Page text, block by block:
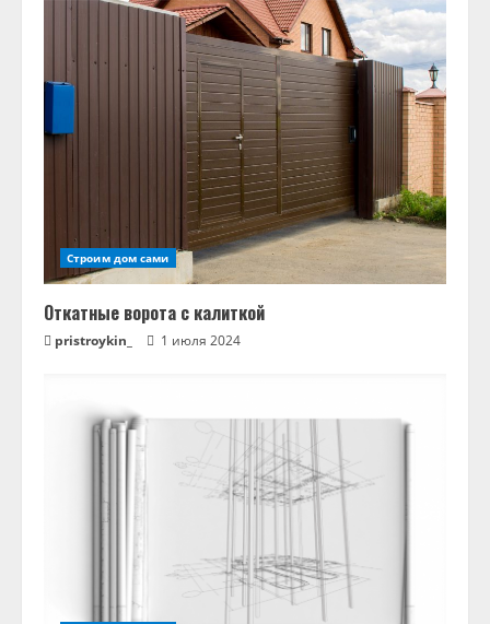
Строим дом сами
Откатные ворота с калиткой
pristroykin_ 1 июля 2024